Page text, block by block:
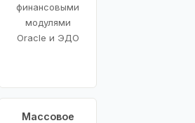
финансовыми
модулями
Oracle и ЭДО
Массовое